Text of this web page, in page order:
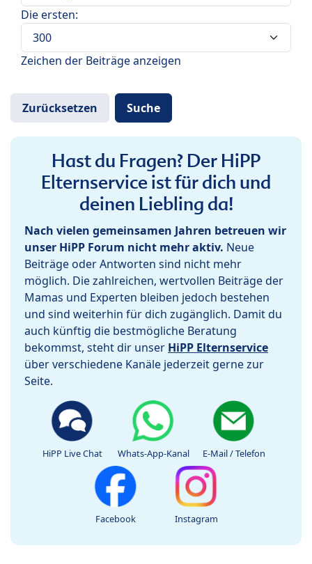
Die ersten:
Zeichen der Beiträge anzeigen
Hast du Fragen? Der HiPP
Elternservice ist für dich und
deinen Liebling da!
Nach vielen gemeinsamen Jahren betreuen wir
unser HiPP Forum nicht mehr aktiv. Neue
Beiträge oder Antworten sind nicht mehr
möglich. Die zahlreichen, wertvollen Beiträge der
Mamas und Experten bleiben jedoch bestehen
und sind weiterhin für dich zugänglich. Damit du
auch künftig die bestmögliche Beratung
bekommst, steht dir unser HiPP Elternservice
über verschiedene Kanäle jederzeit gerne zur
Seite.
HiPP Live Chat Whats-App-Kanal E-Mail / Telefon
Facebook Instagram